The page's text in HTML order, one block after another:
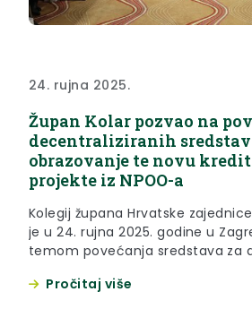
24. rujna 2025.
Župan Kolar pozvao na
decentraliziranih
obrazovanje te novu
projekte iz NPOO-a
Kolegij župana Hrvatske
je u 24. rujna 2025. godine u
temom povećanja sredstava za
dnevni red kolegija na zahtjev
Pročitaj više